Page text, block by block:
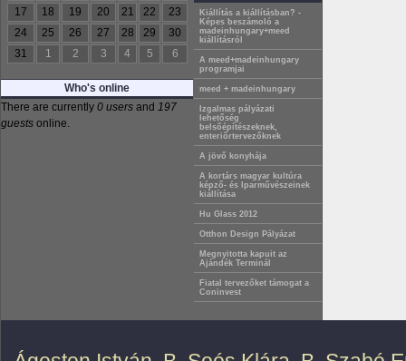
17
18 19 20 21 22
23
24
25 26 27 28 29
30
31
1 2 3 4 5 6
Who's online
There are currently 0 users and 197
guests online.
Kiállítás a kiállításban? -
Képes beszámoló a
madeinhungary+meed
kiállításról
A meed+madeinhungary
programjai
meed + madeinhungary
Izgalmas pályázati
lehetőség
belsőépítészeknek,
enteriőrtervezőknek
A jövő konyhája
A kortárs magyar kultúra
képző- és Iparművészeinek
kiállítása
Hu Glass 2012
Otthon Design Pályázat
Megnyitotta kapuit az
Ajándék Terminál
Fiatal tervezőket támogat a
Coninvest